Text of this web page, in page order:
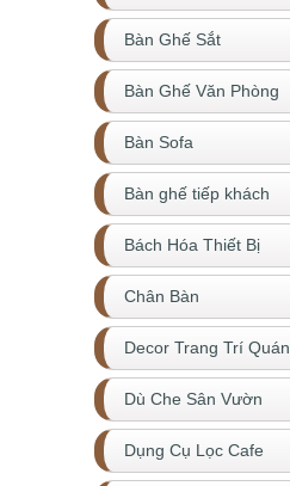
Bàn Ghế Sắt
Bàn Ghế Văn Phòng
Bàn Sofa
Bàn ghế tiếp khách
Bách Hóa Thiết Bị
Chân Bàn
Decor Trang Trí Quán
Dù Che Sân Vườn
Dụng Cụ Lọc Cafe